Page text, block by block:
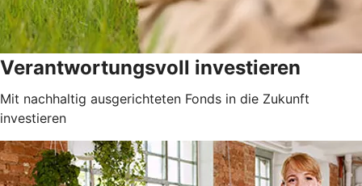
Verantwortungsvoll investieren
Mit nachhaltig ausgerichteten Fonds in die Zukunft
investieren